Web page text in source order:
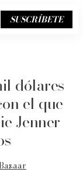
SUSCRÍBETE
dólares
el que
Jenner